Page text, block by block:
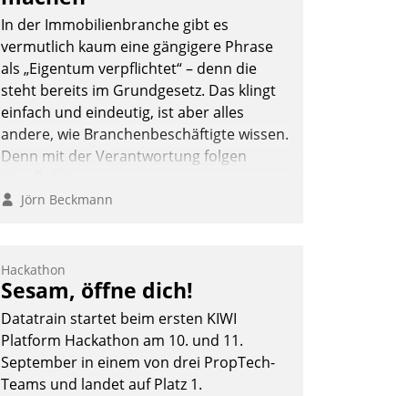
In der Immobilienbranche gibt es
vermutlich kaum eine gängigere Phrase
als „Eigentum verpflichtet“ – denn die
steht bereits im Grundgesetz. Das klingt
einfach und eindeutig, ist aber alles
andere, wie Branchenbeschäftigte wissen.
Denn mit der Verantwortung folgen
Jörn Beckmann
Hackathon
Sesam, öffne dich!
Datatrain startet beim ersten KIWI
Platform Hackathon am 10. und 11.
September in einem von drei PropTech-
Teams und landet auf Platz 1.